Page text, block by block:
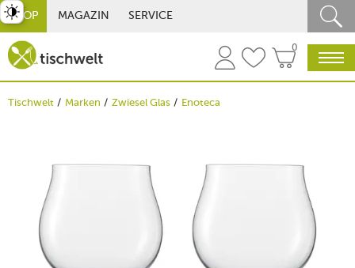
SHOP MAGAZIN SERVICE
0
Tischwelt Marken Zwiesel Glas Enoteca
umschalten